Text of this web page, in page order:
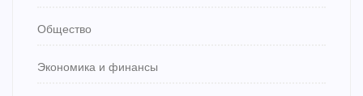
Общество
Экономика и финансы